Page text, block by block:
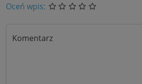
Oceń wpis:
Komentarz